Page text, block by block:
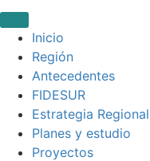
Inicio
Región
Antecedentes
FIDESUR
Estrategia Regional
Planes y estudio
Proyectos